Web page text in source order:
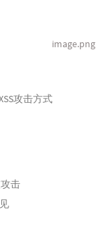
image.png
攻击方式
击